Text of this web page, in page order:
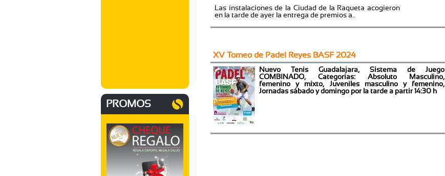
PROMOS
Las instalaciones de la Ciudad de la Raqueta acogieron
en la tarde de ayer la entrega de premios a..
XV Torneo de Padel Reyes BASF 2024
Nuevo Tenis Guadalajara, Sistema de Juego
COMBINADO, Categorias: Absoluto Masculino,
femenino y mixto, Juveniles masculino y femenino,
Jornadas sábado y domingo por la tarde a partir 14:30 h